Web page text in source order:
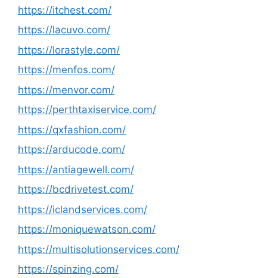
https://itchest.com/
https://lacuvo.com/
https://lorastyle.com/
https://menfos.com/
https://menvor.com/
https://perthtaxiservice.com/
https://qxfashion.com/
https://arducode.com/
https://antiagewell.com/
https://bcdrivetest.com/
https://iclandservices.com/
https://moniquewatson.com/
https://multisolutionservices.com/
https://spinzing.com/